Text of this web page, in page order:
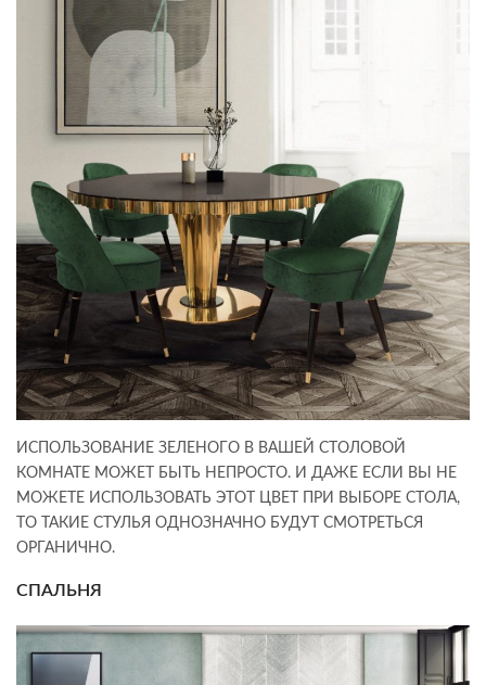
ИСПОЛЬЗОВАНИЕ ЗЕЛЕНОГО В ВАШЕЙ СТОЛОВОЙ
КОМНАТЕ МОЖЕТ БЫТЬ НЕПРОСТО. И ДАЖЕ ЕСЛИ ВЫ НЕ
МОЖЕТЕ ИСПОЛЬЗОВАТЬ ЭТОТ ЦВЕТ ПРИ ВЫБОРЕ СТОЛА,
ТО ТАКИЕ СТУЛЬЯ ОДНОЗНАЧНО БУДУТ СМОТРЕТЬСЯ
ОРГАНИЧНО.
СПАЛЬНЯ